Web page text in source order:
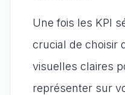
Une fois les KPI
crucial de choisir
visuelles claires
représenter sur